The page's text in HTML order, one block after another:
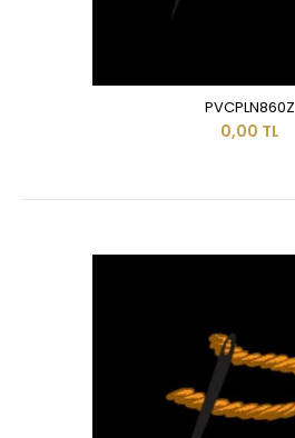
PVCPLN860Z
0,00 TL